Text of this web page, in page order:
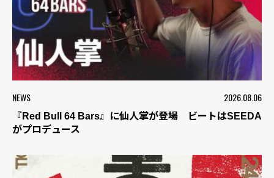
NEWS 2026.08.06
『Red Bull 64 Bars』に仙人掌が登場 ビートはSEEDA
がプロデュース